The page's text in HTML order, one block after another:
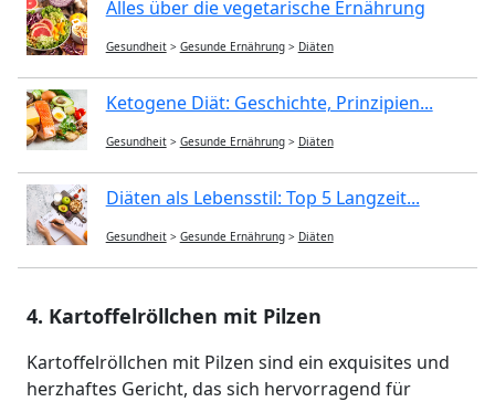
Alles über die vegetarische Ernährung
Gesundheit > Gesunde Ernährung > Diäten
Ketogene Diät: Geschichte, Prinzipien...
Gesundheit > Gesunde Ernährung > Diäten
Diäten als Lebensstil: Top 5 Langzeit...
Gesundheit > Gesunde Ernährung > Diäten
4. Kartoffelröllchen mit Pilzen
Kartoffelröllchen mit Pilzen sind ein exquisites und
herzhaftes Gericht, das sich hervorragend für